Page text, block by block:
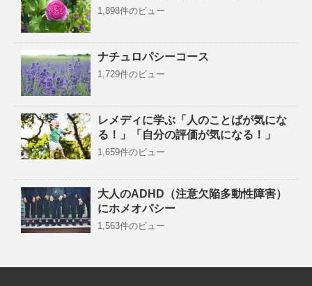
1,898件のビュー
ナチュロパシーコース
1,729件のビュー
レメディに学ぶ「人のことばが気にな
る！」「自分の評価が気になる！」
1,659件のビュー
大人のADHD（注意欠陥多動性障害）
にホメオパシー
1,563件のビュー